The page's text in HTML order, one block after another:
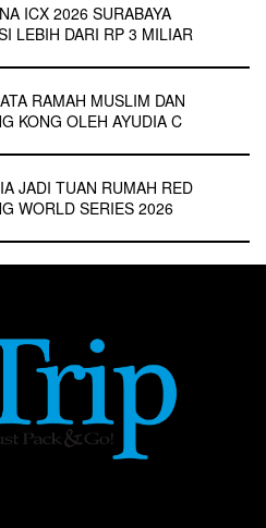
ICX 2026 SURABAYA
LEBIH DARI RP 3 MILIAR
RAMAH MUSLIM DAN
KONG OLEH AYUDIA C
JADI TUAN RUMAH RED
WORLD SERIES 2026